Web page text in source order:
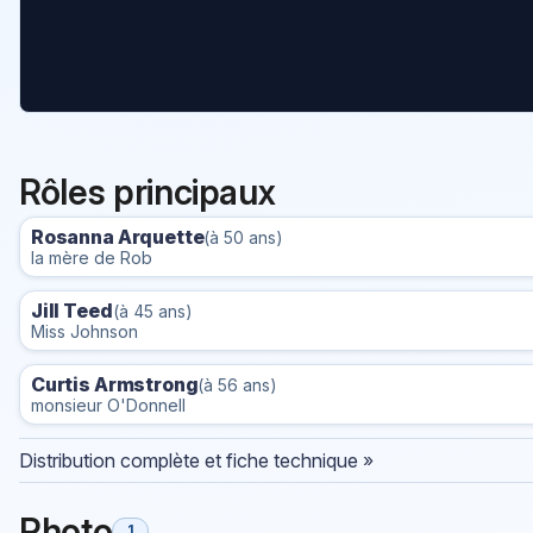
Rôles principaux
Rosanna Arquette(à 50 ans)
la mère de Rob
Jill Teed(à 45 ans)
Miss Johnson
Curtis Armstrong(à 56 ans)
monsieur O'Donnell
Distribution complète et fiche technique »